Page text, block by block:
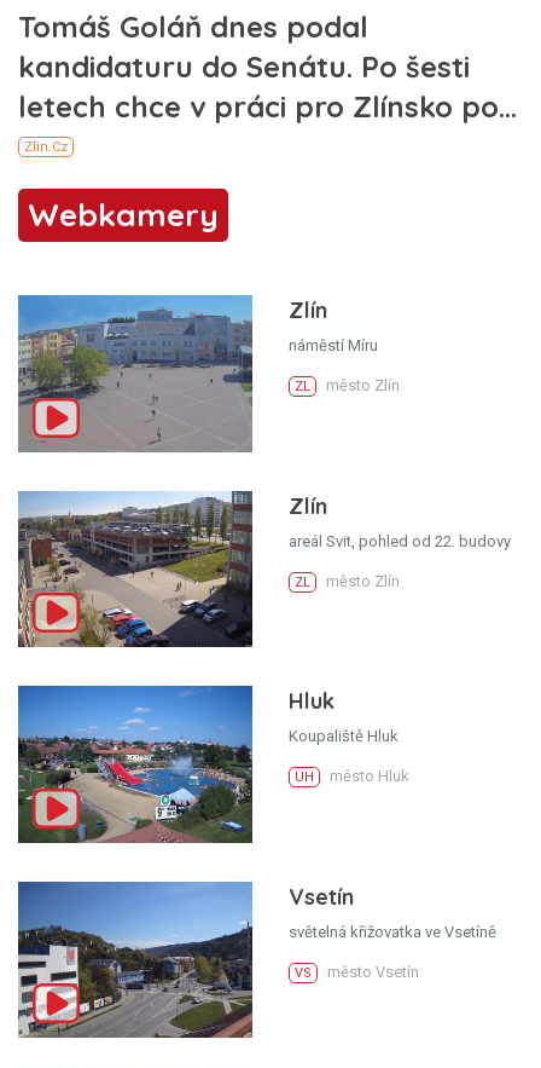
Webkamery
Zlín
náměstí Míru
ZL město Zlín
Zlín
areál Svit, pohled od 22. budovy
ZL město Zlín
Hluk
Koupaliště Hluk
UH město Hluk
Vsetín
světelná křižovatka ve Vsetíně
VS město Vsetín